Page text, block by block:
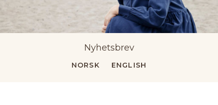
Nyhetsbrev
NORSK ENGLISH